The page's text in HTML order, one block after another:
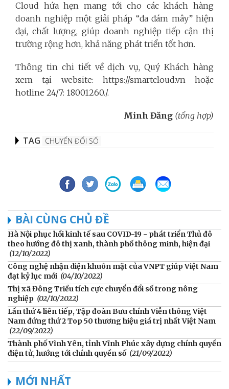
Cloud hứa hẹn mang tới cho các khách hàng
doanh nghiệp một giải pháp “đa đám mây” hiện
đại, chất lượng, giúp doanh nghiệp tiếp cận thị
trường rộng hơn, khả năng phát triển tốt hơn.
Thông tin chi tiết về dịch vụ, Quý Khách hàng
xem tại website: https://smartcloud.vn hoặc
hotline 24/7: 18001260./.
Minh Đăng (tổng hợp)
TAG CHUYỂN ĐỔI SỐ
BÀI CÙNG CHỦ ĐỀ
Hà Nội phục hồi kinh tế sau COVID-19 - phát triển Thủ đô
theo hướng đô thị xanh, thành phố thông minh, hiện đại
(12/10/2022)
Công nghệ nhận diện khuôn mặt của VNPT giúp Việt Nam
đạt kỷ lục mới (04/10/2022)
Thị xã Đông Triều tích cực chuyển đổi số trong nông
nghiệp (02/10/2022)
Lần thứ 4 liên tiếp, Tập đoàn Bưu chính Viễn thông Việt
Nam đứng thứ 2 Top 50 thương hiệu giá trị nhất Việt Nam
(22/09/2022)
Thành phố Vĩnh Yên, tỉnh Vĩnh Phúc xây dựng chính quyền
điện tử, hướng tới chính quyền số (21/09/2022)
MỚI NHẤT